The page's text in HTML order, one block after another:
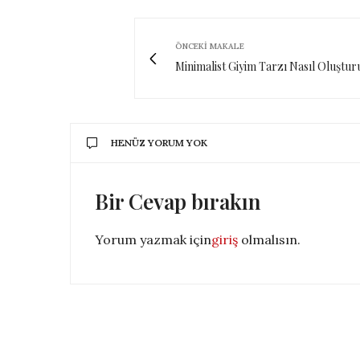
ÖNCEKI MAKALE
Minimalist Giyim Tarzı Nasıl
HENÜZ YORUM YOK
Bir Cevap bırakın
Yorum yazmak içingiriş olmalısın.